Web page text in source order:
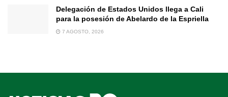
Delegación de Estados Unidos llega a Cali
para la posesión de Abelardo de la Espriella
7 AGOSTO, 2026